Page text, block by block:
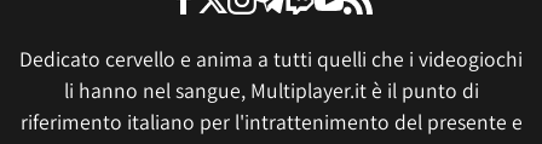
Dedicato cervello e anima a tutti quelli che i videogiochi
li hanno nel sangue, Multiplayer.it è il punto di
riferimento italiano per l'intrattenimento del presente e